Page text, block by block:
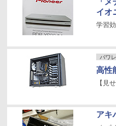
「
イオ
学習
パワ
高性
【見
アキ